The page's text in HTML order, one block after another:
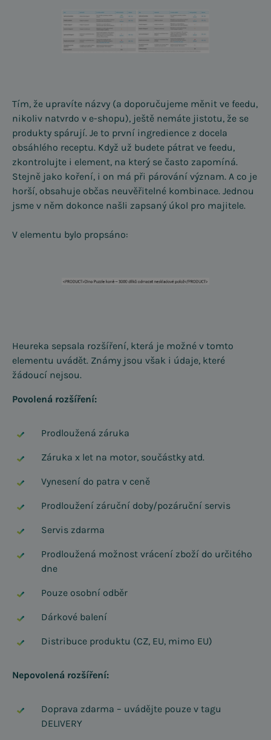
Tím, že upravíte názvy (a doporučujeme měnit ve feedu,
nikoliv natvrdo v e-shopu), ještě nemáte jistotu, že se
produkty spárují. Je to první ingredience z docela
obsáhlého receptu. Když už budete pátrat ve feedu,
zkontrolujte i element, na který se často zapomíná.
Stejně jako koření, i on má při párování význam. A co je
horší, obsahuje občas neuvěřitelné kombinace. Jednou
jsme v něm dokonce našli zapsaný úkol pro majitele.
V elementu bylo propsáno:
Heureka sepsala rozšíření, která je možné v tomto
elementu uvádět. Známy jsou však i údaje, které
žádoucí nejsou.
Povolená rozšíření:
Prodloužená záruka
Záruka x let na motor, součástky atd.
Vynesení do patra v ceně
Prodloužení záruční doby/pozáruční servis
Servis zdarma
Prodloužená možnost vrácení zboží do určitého
dne
Pouze osobní odběr
Dárkové balení
Distribuce produktu (CZ, EU, mimo EU)
Nepovolená rozšíření:
Doprava zdarma – uvádějte pouze v tagu
DELIVERY